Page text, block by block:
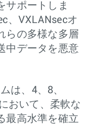
サポートしま
、VXLANsecオ
らの多様な多層
中データを悪意
は、4、8、
おいて、柔軟な
最高水準を確立